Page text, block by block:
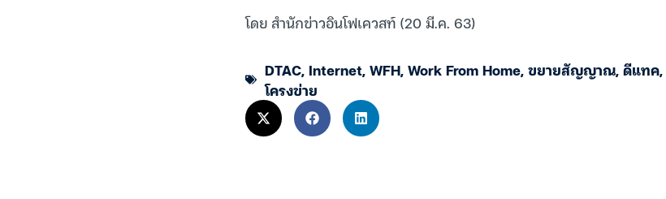
โดย สำนักข่าวอินโฟเควสท์ (20 มี.ค. 63)
DTAC, Internet,WFH,Work From Home,ขยายสัญญาณ,ดีแทค,
โครงข่าย